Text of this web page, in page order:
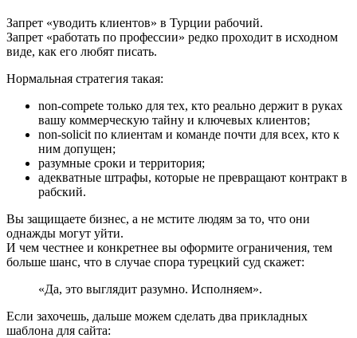
Запрет «уводить клиентов» в Турции рабочий.
Запрет «работать по профессии» редко проходит в исходном
виде, как его любят писать.
Нормальная стратегия такая:
non-compete только для тех, кто реально держит в руках
вашу коммерческую тайну и ключевых клиентов;
non-solicit по клиентам и команде почти для всех, кто к
ним допущен;
разумные сроки и территория;
адекватные штрафы, которые не превращают контракт в
рабский.
Вы защищаете бизнес, а не мстите людям за то, что они
однажды могут уйти.
И чем честнее и конкретнее вы оформите ограничения, тем
больше шанс, что в случае спора турецкий суд скажет:
«Да, это выглядит разумно. Исполняем».
Если захочешь, дальше можем сделать два прикладных
шаблона для сайта: